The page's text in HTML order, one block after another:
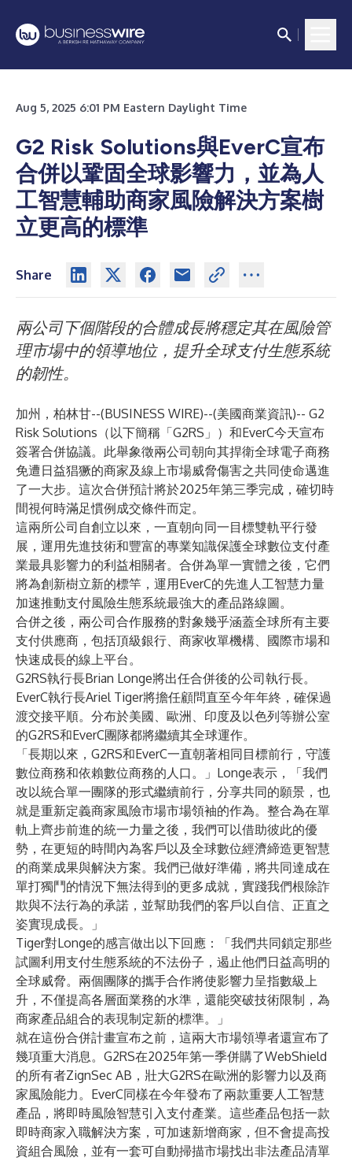
Aug 5, 2025 6:01 PM Eastern Daylight Time
G2 Risk Solutions與EverC宣布
合併以鞏固全球影響力，並為人
工智慧輔助商家風險解決方案樹
立更高的標準
Share
兩公司下個階段的合體成長將穩定其在風險管
理市場中的領導地位，提升全球支付生態系統
的韌性。
加州，柏林甘--(BUSINESS WIRE)--(美國商業資訊)-- G2
Risk Solutions（以下簡稱「G2RS」）和EverC今天宣布
簽署合併協議。此舉象徵兩公司朝向其捍衛全球電子商務
免遭日益猖獗的商家及線上市場威脅傷害之共同使命邁進
了一大步。這次合併預計將於2025年第三季完成，確切時
間視何時滿足慣例成交條件而定。
這兩所公司自創立以來，一直朝向同一目標雙軌平行發
展，運用先進技術和豐富的專業知識保護全球數位支付產
業最具影響力的利益相關者。合併為單一實體之後，它們
將為創新樹立新的標竿，運用EverC的先進人工智慧力量
加速推動支付風險生態系統最強大的產品路線圖。
合併之後，兩公司合作服務的對象幾乎涵蓋全球所有主要
支付供應商，包括頂級銀行、商家收單機構、國際市場和
快速成長的線上平台。
G2RS執行長Brian Longe將出任合併後的公司執行長。
EverC執行長Ariel Tiger將擔任顧問直至今年年終，確保過
渡交接平順。分布於美國、歐洲、印度及以色列等辦公室
的G2RS和EverC團隊都將繼續其全球運作。
「長期以來，G2RS和EverC一直朝著相同目標前行，守護
數位商務和依賴數位商務的人口。」Longe表示，「我們
改以統合單一團隊的形式繼續前行，分享共同的願景，也
就是重新定義商家風險市場市場領袖的作為。整合為在單
軌上齊步前進的統一力量之後，我們可以借助彼此的優
勢，在更短的時間內為客戶以及全球數位經濟締造更智慧
的商業成果與解決方案。我們已做好準備，將共同達成在
單打獨鬥的情況下無法得到的更多成就，實踐我們根除詐
欺與不法行為的承諾，並幫助我們的客戶以自信、正直之
姿實現成長。」
Tiger對Longe的感言做出以下回應：「我們共同鎖定那些
試圖利用支付生態系統的不法份子，遏止他們日益高明的
全球威脅。兩個團隊的攜手合作將使影響力呈指數級上
升，不僅提高各層面業務的水準，還能突破技術限制，為
商家產品組合的表現制定新的標準。」
就在這份合併計畫宣布之前，這兩大市場領導者還宣布了
幾項重大消息。G2RS在2025年第一季併購了WebShield
的所有者ZignSec AB，壯大G2RS在歐洲的影響力以及商
家風險能力。EverC同樣在今年發布了兩款重要人工智慧
產品，將即時風險智慧引入支付產業。這些產品包括一款
即時商家入職解決方案，可加速新增商家，但不會提高投
資組合風險，並有一套可自動掃描市場找出非法產品清單